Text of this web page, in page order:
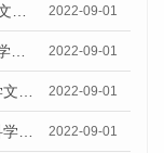
8月27日《南方+》报道我院与社会科学文献出版社联合发布《广州蓝皮书：广州社会发展报告（2022）》的媒体采访 2022-09-01
8月27日《花城FM》报道我院与社会科学文献出版社联合发布《广州蓝皮书：广州社会发展报告（2022）》的媒体采访 2022-09-01
8月27日《新快报》报道我院与社会科学文献出版社联合发布《广州蓝皮书：广州社会发展报告（2022）》的媒体采访 2022-09-01
8月27日《时代在线》报道我院与社会科学文献出版社联合发布《广州蓝皮书：广州社会发展报告（2022）》的媒体采访 2022-09-01